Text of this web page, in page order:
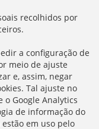
recolhidos por
a configuração de
meio de ajuste
e, assim, negar
Tal ajuste no
Google Analytics
de informação do
em uso pelo